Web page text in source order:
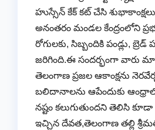
హుస్సేన్ కేక్ కట్ చేసి
అనంతరం మండల కేంద్రంలోని
రోగులకు, సిబ్బందికి పండ్లు,
జరిగింది.ఈ సందర్భంగా వారు
తెలంగాణ ప్రజల ఆకాంక్షను
బలిదానాలను ఆపేందుకు ఆంధ్రాలో
నష్టం కలుగుతుందని తెలిసి
ఇచ్చిన దేవత,తెలంగాణ తల్లి